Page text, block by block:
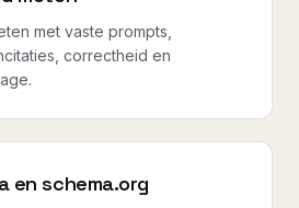
met vaste prompts,
correctheid en
en schema.org